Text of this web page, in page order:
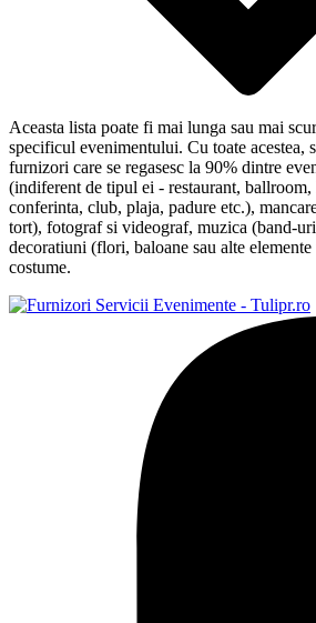
Aceasta lista poate fi mai lunga sau mai
specificul evenimentului. Cu toate acestea,
furnizori care se regasesc la 90% dintre
(indiferent de tipul ei - restaurant, ballroom,
conferinta, club, plaja, padure etc.),
tort), fotograf si videograf, muzica (band-
decoratiuni (flori, baloane sau alte
costume.